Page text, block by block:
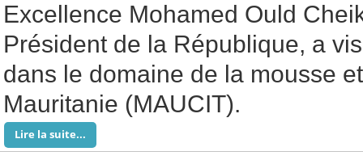
Excellence Mohamed Ould
Président de la République, a
dans le domaine de la mousse
Mauritanie (MAUCIT).
Lire la suite...